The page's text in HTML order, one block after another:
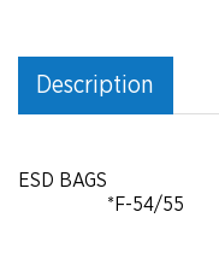
Description
ESD BAGS
*F-54/55